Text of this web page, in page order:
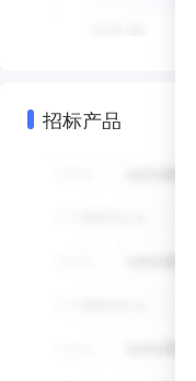
招标产品